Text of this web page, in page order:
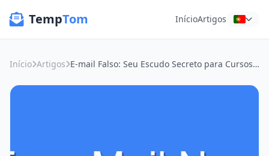
TempTom InícioArtigos
Início Artigos E-mail Falso: Seu Escudo Secreto para Cursos Online e Privacidade